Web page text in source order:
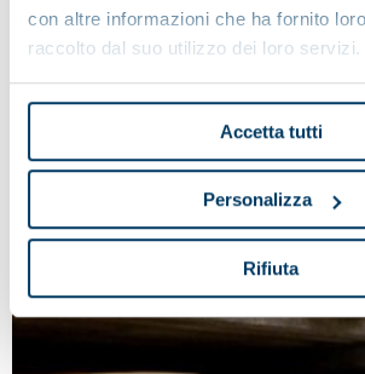
con altre informazioni che ha fornito
raccolto dal suo utilizzo dei loro servizi.
Accetta tutti
Personalizza
Rifiuta